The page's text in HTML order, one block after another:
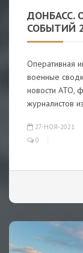
ДОНБАСС.
СОБЫТИЙ
Оперативная
военные
новости АТО,
журналистов из
27-НОЯ-2021
0